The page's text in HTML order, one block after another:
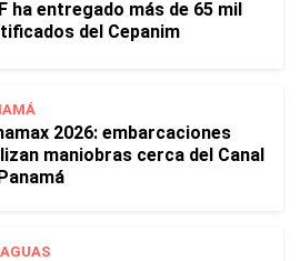
ha entregado más de 65 mil
del Cepanim
2026: embarcaciones
maniobras cerca del Canal